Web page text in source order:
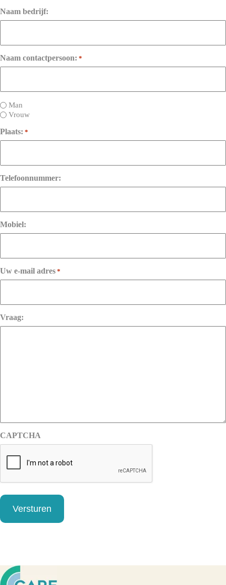
Naam bedrijf:
Naam contactpersoon: *
Untitled
Man
Vrouw
Plaats: *
Telefoonnummer:
Mobiel:
Uw e-mail adres *
Vraag:
CAPTCHA